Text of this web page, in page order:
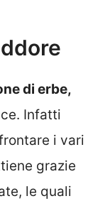
di erbe,
Infatti
i vari
grazie
le quali